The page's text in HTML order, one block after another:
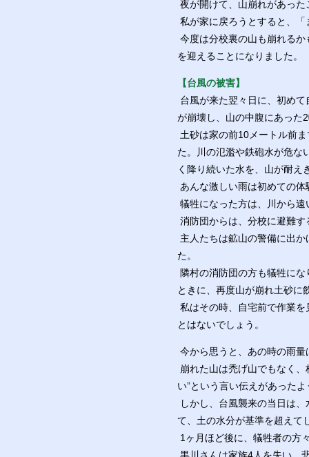
夜が開けて、山崩れがあっ
私が家に戻ろうとすると、
今度は分校裏の山も崩れる
を迎えることになりました。
【台風の被害】
台風が来た翌々日に、初め
が崩壊し、山の中腹にあった
土砂は家の前10メートル前
た。川の氾濫や鉄砲水が危な
く降り続いた水を、山が耐え
あんな激しい雨は初めての体
犠牲になった方は、川から
消防団からは、分校に避難
主人たちは鉱山の警備に出
た。
隣村の消防団の方も犠牲に
ときに、再度山が崩れ土砂に
私はその時、自宅前で作業
とはないでしょう。
今から思うと、あの時の雨
崩れた山は禿げ山でもなく
い”という言い伝えがあった
しかし、台風襲来の当日は
て、土の水分が基準を超えて
1ヶ月ほど後に、犠牲者の方